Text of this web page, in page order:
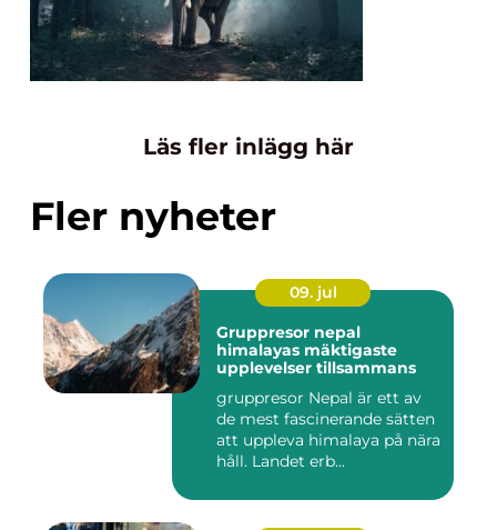
Läs fler inlägg här
Fler nyheter
09. jul
Gruppresor nepal
himalayas mäktigaste
upplevelser tillsammans
gruppresor Nepal är ett av
de mest fascinerande sätten
att uppleva himalaya på nära
håll. Landet erb...